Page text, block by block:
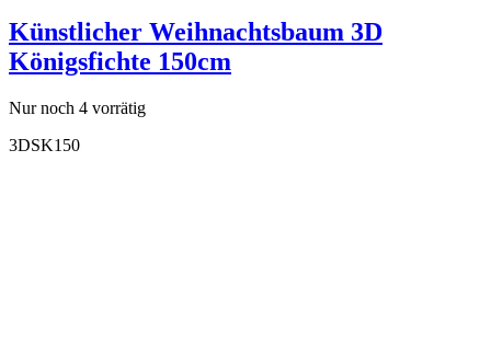
Künstlicher Weihnachtsbaum 3D
Königsfichte 150cm
Nur noch 4 vorrätig
3DSK150